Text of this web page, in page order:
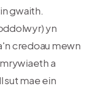
gwaith.
yn
credoau mewn
a
sut mae ein